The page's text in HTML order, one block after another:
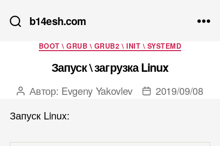
b14esh.com
Рубрики
BOOT \ GRUB \ GRUB2 \ INIT \ SYSTEMD
Запуск \ загрузка Linux
Автор
Автор: Evgeny Yakovlev
Дата2019/09/08
Запуск Linux: